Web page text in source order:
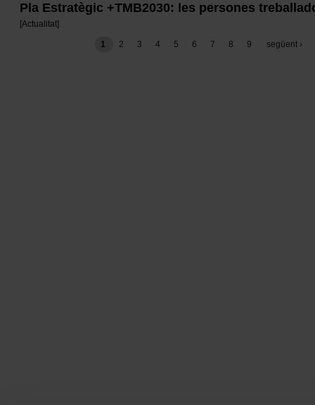
Pla Estratègic +TMB2030: les persones
[Actualitat]
1 pàgina
2 pàgina
3 pàgina
4 pàgina
5 pàgina
6 pàgina
7 pàgina
8 pàgina
9
pàgina
següent ›